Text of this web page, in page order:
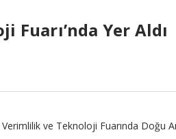
Yer Aldı
ve Teknoloji Fuarında Doğu